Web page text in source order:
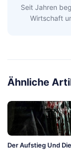
Seit Jahren
Wirtschaft
Ähnliche
Der Aufstieg Und